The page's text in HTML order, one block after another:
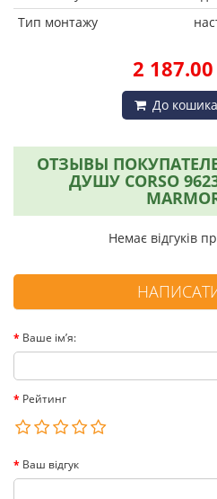
Тип монтажу
2
До кошика
ОТЗЫВЫ
ДУШУ CORSO
Немає відгуків
Ваше ім’я:
Рейтинг
Ваш відгук